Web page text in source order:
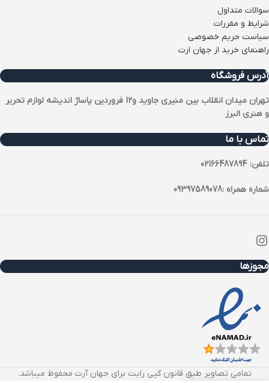
سوالات متداول
شرایط و مقررات
سیاست حریم خصوصی
راهنمای خرید از جهان ارت
آدرس فروشگاه
تهران میدان انقلاب بین منیری جاوید و12 فروردین پاساژ اندیشه لوازم تحریر
و هنری البرز
تماس با ما
تلفن: 02166487894
شماره همراه :09397589078
مجوزها
تمامی تصاویر طبق قانون کپی رایت برای جهان آرت محفوظ میباشد.